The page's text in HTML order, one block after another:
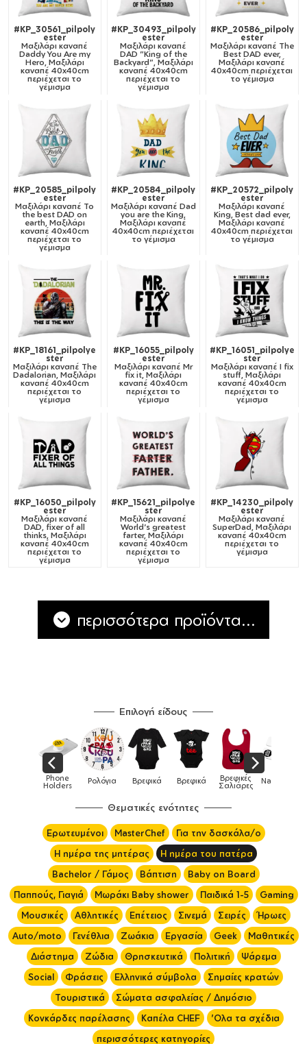
#KP_30561_pilpoly
ester
Μαξιλάρι καναπέ
Daddy You Are my
Hero, Μαξιλάρι
καναπέ 40x40cm
περιέχεται το
γέμισμα
#KP_30493_pilpoly
ester
Μαξιλάρι καναπέ
DAD "King of the
Backyard", Μαξιλάρι
καναπέ 40x40cm
περιέχεται το
γέμισμα
#KP_20586_pilpoly
ester
Μαξιλάρι καναπέ The
Best DAD ever,
Μαξιλάρι καναπέ
40x40cm περιέχεται
το γέμισμα
#KP_20585_pilpoly
ester
Μαξιλάρι καναπέ To
the best DAD on
earth, Μαξιλάρι
καναπέ 40x40cm
περιέχεται το
γέμισμα
#KP_20584_pilpoly
ester
Μαξιλάρι καναπέ Dad
you are the King,
Μαξιλάρι καναπέ
40x40cm περιέχεται
το γέμισμα
#KP_20572_pilpoly
ester
Μαξιλάρι καναπέ
King, Best dad ever,
Μαξιλάρι καναπέ
40x40cm περιέχεται
το γέμισμα
#KP_18161_pilpolye
ster
Μαξιλάρι καναπέ The
Dadalorian, Μαξιλάρι
καναπέ 40x40cm
περιέχεται το
γέμισμα
#KP_16055_pilpoly
ester
Μαξιλάρι καναπέ Mr
fix it, Μαξιλάρι
καναπέ 40x40cm
περιέχεται το
γέμισμα
#KP_16051_pilpolye
ster
Μαξιλάρι καναπέ I fix
stuff, Μαξιλάρι
καναπέ 40x40cm
περιέχεται το
γέμισμα
#KP_16050_pilpoly
ester
Μαξιλάρι καναπέ
DAD, fixer of all
thinks, Μαξιλάρι
καναπέ 40x40cm
περιέχεται το
γέμισμα
#KP_15621_pilpolye
ster
Μαξιλάρι καναπέ
World's greatest
farter, Μαξιλάρι
καναπέ 40x40cm
περιέχεται το
γέμισμα
#KP_14230_pilpoly
ester
Μαξιλάρι καναπέ
SuperDad, Μαξιλάρι
καναπέ 40x40cm
περιέχεται το
γέμισμα
περισσότερα προϊόντα...
Επιλογή είδους
Phone
Holders Ρολόγια Βρεφικά Βρεφικά Βρεφικές
Σαλιάρες Nametags
Θεματικές ενότητες
Ερωτευμένοι MasterChef
Για την δασκάλα/ο
Η ημέρα της μητέρας
Η ημέρα του πατέρα
Bachelor / Γάμος
Βάπτιση
Baby on Board
Παππούς, Γιαγιά
Μωράκι Baby shower Παιδικά 1-5
Gaming
Μουσικές
Αθλητικές Επέτειος Σινεμά Σειρές
Ήρωες
Auto/moto
Γενέθλια Ζωάκια Εργασία Geek
Μαθητικές
Διάστημα
Ζώδια Θρησκευτικά Πολιτική
Ψάρεμα
Social
Φράσεις Ελληνικά σύμβολα
Σημαίες κρατών
Τουριστικά
Σώματα ασφαλείας / Δημόσιο
Κονκάρδες παρέλασης
Καπέλα CHEF
'Ολα τα σχέδια
περισσότερες κατηγορίες